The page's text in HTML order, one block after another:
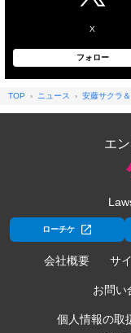
X
フォロー
TOP ニュース 安藤サクラ
エ
ローチケ
会社概要 サ
お問い
個人情報の取